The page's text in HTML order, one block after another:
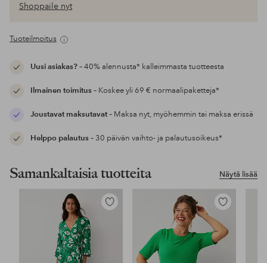
Shoppaile nyt
Tuoteilmoitus
Uusi asiakas?– 40% alennusta* kalleimmasta tuotteesta
Ilmainen toimitus– Koskee yli 69 € normaalipaketteja*
Joustavat maksutavat– Maksa nyt, myöhemmin tai maksa erissä
Helppo palautus– 30 päivän vaihto- ja palautusoikeus*
Näytä lisää
Samankaltaisia tuotteita
Lisää
Lisää
suosikkeihin